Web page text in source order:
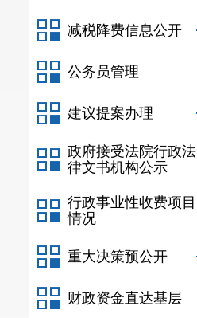
减税降费信息公开
公务员管理
建议提案办理
政府接受法院行政法
律文书机构公示
行政事业性收费项目
情况
重大决策预公开
财政资金直达基层